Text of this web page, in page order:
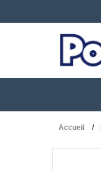
Accueil